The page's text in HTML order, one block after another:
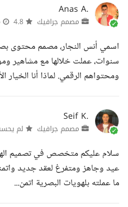
Anas A.
مصمم جرافيك
سنوات، عملت خلالها مع مشاهير
ومحتواهم الرقمي. لماذا أنا الخيار
Seif K.
مصمم جرافيك لم
سلام عليكم متخصص في تصميم
عيد وجاهز ومتفرغ لعقد جديد
ما عملته بلهويات البصرية اتمن...